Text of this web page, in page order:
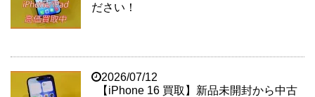
ださい！
2026/07/12
【iPhone 16 買取】新品未開封から中古